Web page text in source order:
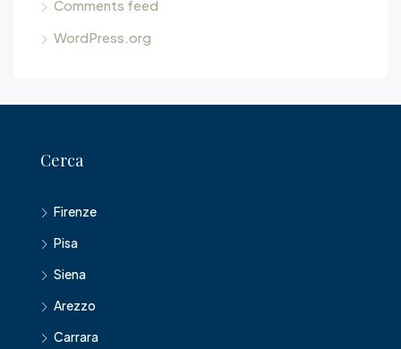
Comments feed
WordPress.org
Cerca
Firenze
Pisa
Siena
Arezzo
Carrara